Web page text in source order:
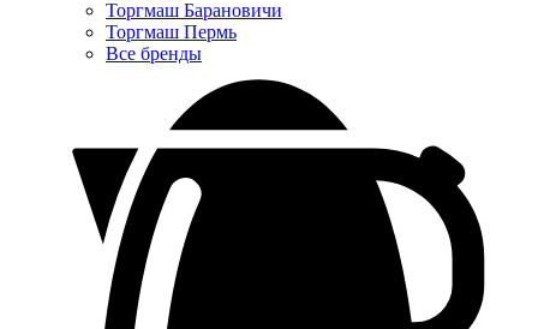
Торгмаш Барановичи
Торгмаш Пермь
Все бренды